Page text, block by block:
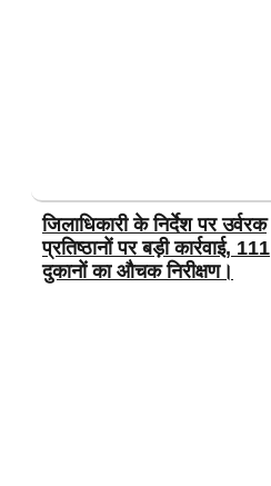
जिलाधिकारी के निर्देश पर उर्वरक
प्रतिष्ठानों पर बड़ी कार्रवाई, 111
दुकानों का औचक निरीक्षण।